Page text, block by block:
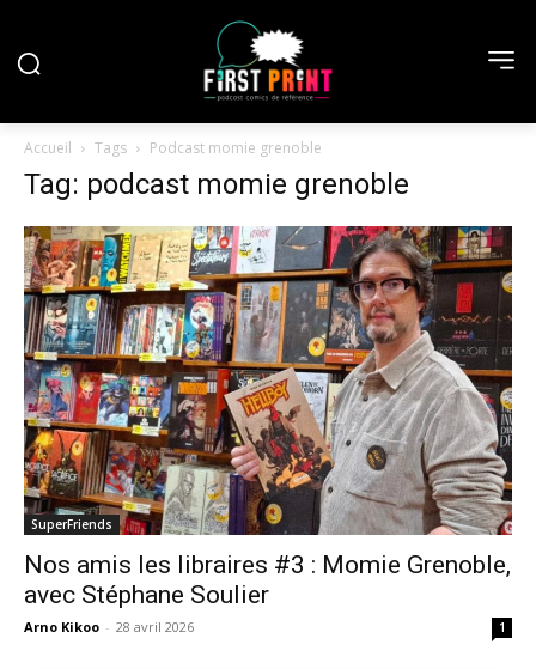
Accueil Tags Podcast momie grenoble
Tag: podcast momie grenoble
SuperFriends
Nos amis les libraires #3 : Momie Grenoble,
avec Stéphane Soulier
Arno Kikoo - 28 avril 2026 1